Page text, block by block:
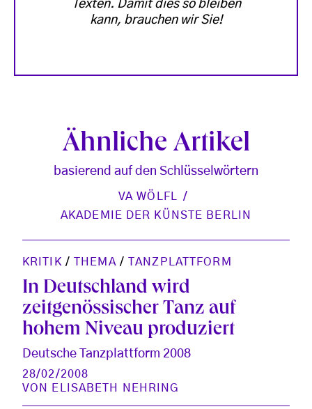
Texten. Damit dies so bleiben
kann, brauchen wir Sie!
Ähnliche Artikel
basierend auf den Schlüsselwörtern
VA WÖLFL
AKADEMIE DER KÜNSTE BERLIN
KRITIK / THEMA / TANZPLATTFORM
In Deutschland wird
zeitgenössischer Tanz auf
hohem Niveau produziert
Deutsche Tanzplattform 2008
28/02/2008
VON
ELISABETH NEHRING